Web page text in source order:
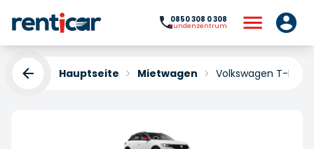
0850 308 0 308
Kundenzentrum
Hauptseite Mietwagen Volkswagen T-